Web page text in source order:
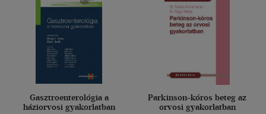
Gasztroenterológia a
háziorvosi gyakorlatban
Parkinson-kóros beteg az
orvosi gyakorlatban